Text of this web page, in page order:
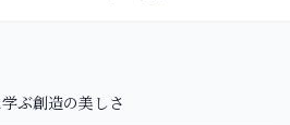
ぶ創造の美しさ